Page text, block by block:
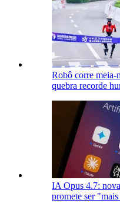
Robô corre meia-
quebra recorde
IA Opus 4.7:
promete ser